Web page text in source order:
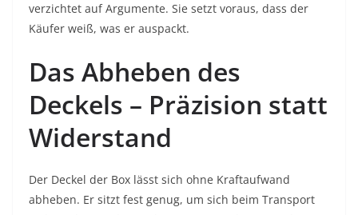
verzichtet auf Argumente. Sie setzt voraus, dass der
Käufer weiß, was er auspackt.
Das Abheben des
Deckels – Präzision statt
Widerstand
Der Deckel der Box lässt sich ohne Kraftaufwand
abheben. Er sitzt fest genug, um sich beim Transport